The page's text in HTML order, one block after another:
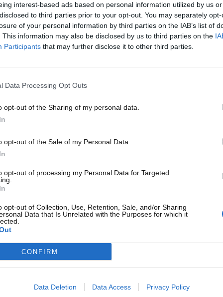
interest-based ads based on personal information utilized by us
to third parties prior to your opt-out. You may separately
of your personal information by third parties on the IAB’s list of
This information may also be disclosed by us to third parties on the
Participants that may further disclose it to other third parties.
Data Processing Opt Outs
opt-out of the Sharing of my personal data.
opt-out of the Sale of my Personal Data.
opt-out of processing my Personal Data for Targeted
opt-out of Collection, Use, Retention, Sale, and/or Sharing
Data that Is Unrelated with the Purposes for which it
CONFIRM
Data Deletion Data Access Privacy Policy
di velocità senza avere la possibilità di verificare
La mappa degli autovelox diventa così uno strumento
promuovere una guida più prudente e rispettosa dei
tecnici e aggiornamenti
fissi, che sono soggetti a periodici controlli di
misurazioni. Inoltre, il
con nuove postazioni non appena entrate in
si inserisce in un contesto più ampio di
strumenti di rilevazione della velocità e a tutelare i
delle sanzioni. In particolare, la legge prevede
i dati relativi alla loro ubicazione siano facilmente